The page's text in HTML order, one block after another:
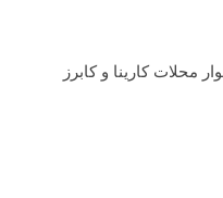
محلات كارينا و كابرز